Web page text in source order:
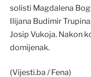
solisti Magdalena
Ilijana Budimir
Josip Vukoja. Nakon
domijenak.
(Vijesti.ba / Fena)